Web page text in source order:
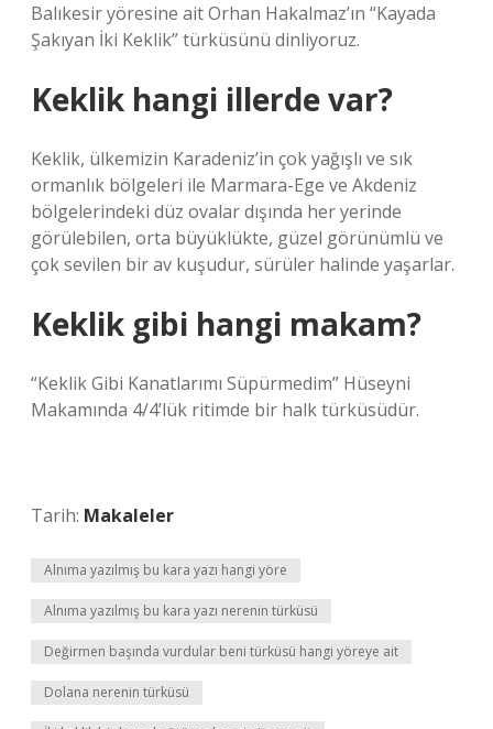
Balıkesir yöresine ait Orhan Hakalmaz’ın “Kayada
Şakıyan İki Keklik” türküsünü dinliyoruz.
Keklik hangi illerde var?
Keklik, ülkemizin Karadeniz’in çok yağışlı ve sık
ormanlık bölgeleri ile Marmara-Ege ve Akdeniz
bölgelerindeki düz ovalar dışında her yerinde
görülebilen, orta büyüklükte, güzel görünümlü ve
çok sevilen bir av kuşudur, sürüler halinde yaşarlar.
Keklik gibi hangi makam?
“Keklik Gibi Kanatlarımı Süpürmedim” Hüseyni
Makamında 4/4’lük ritimde bir halk türküsüdür.
Tarih: Makaleler
Alnıma yazılmış bu kara yazı hangi yöre
Alnıma yazılmış bu kara yazı nerenin türküsü
Değirmen başında vurdular beni türküsü hangi yöreye ait
Dolana nerenin türküsü